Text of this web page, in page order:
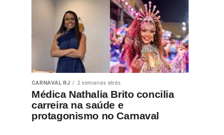
CARNAVAL RJ 2 semanas atrás
Médica Nathalia Brito concilia
carreira na saúde e
protagonismo no Carnaval